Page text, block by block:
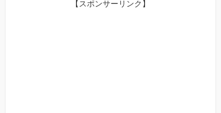
【スポンサーリンク】